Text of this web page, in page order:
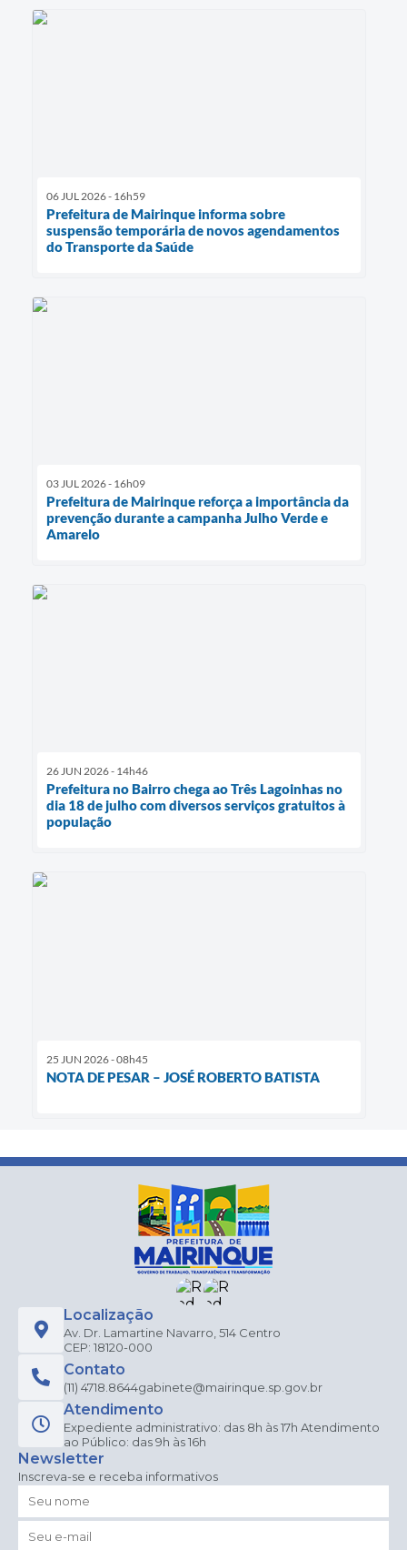
06 JUL 2026 - 16h59
Prefeitura de Mairinque informa sobre
suspensão temporária de novos agendamentos
do Transporte da Saúde
03 JUL 2026 - 16h09
Prefeitura de Mairinque reforça a importância da
prevenção durante a campanha Julho Verde e
Amarelo
26 JUN 2026 - 14h46
Prefeitura no Bairro chega ao Três Lagoinhas no
dia 18 de julho com diversos serviços gratuitos à
população
25 JUN 2026 - 08h45
NOTA DE PESAR – JOSÉ ROBERTO BATISTA
Localização
Av. Dr. Lamartine Navarro, 514 Centro
CEP: 18120-000
Contato
(11) 4718.8644gabinete@mairinque.sp.gov.br
Atendimento
Expediente administrativo: das 8h às 17h Atendimento
ao Público: das 9h às 16h
Newsletter
Inscreva-se e receba informativos